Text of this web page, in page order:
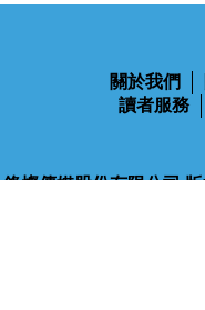
關於我們
讀者服務
鋒燦傳媒股份有限公司